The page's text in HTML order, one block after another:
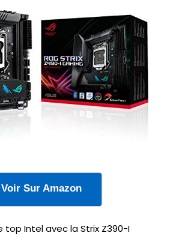
Voir Sur Amazon
Intel avec la Strix Z390-I